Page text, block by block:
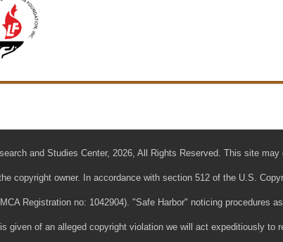
and Studies Center, 2026, All Rights Reserved. This site
copyright owner. In accordance with section 512 of the U.S.
Registration no: 1042904). "Safe Harbor" noticing procedures
given of an alleged copyright violation we will act expeditiously